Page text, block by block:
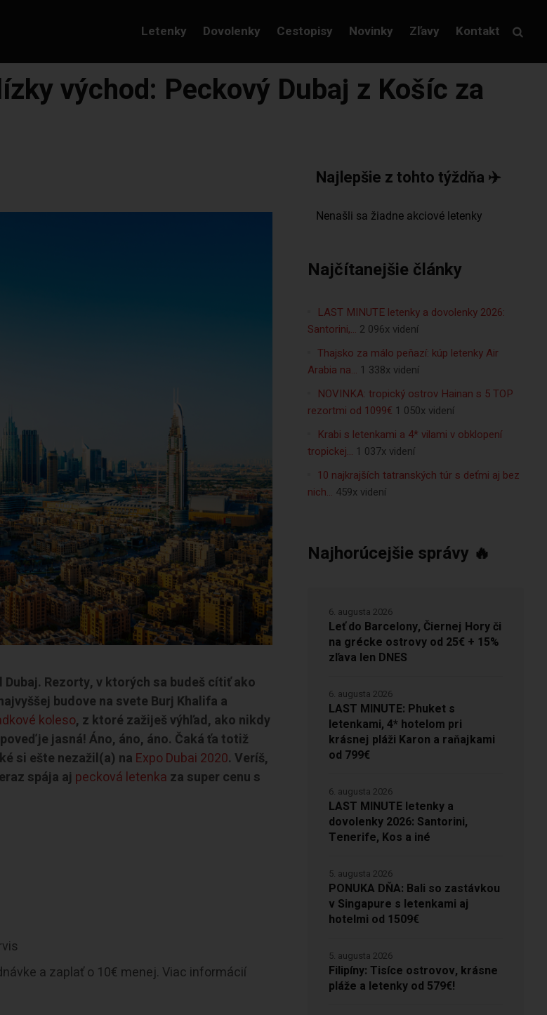
Letenky Dovolenky Cestopisy Novinky Zľavy Kontakt
východ: Peckový Dubaj z Košíc za
Rezorty, v ktorých sa budeš cítiť ako
budove na svete Burj Khalifa a
koleso, z ktoré zažiješ výhľad, ako nikdy
je jasná! Áno, áno, áno. Čaká ťa totiž
si ešte nezažil(a) na Expo Dubai 2020. Veríš,
spája aj pecková letenka za super cenu s
a zaplať o 10€ menej. Viac informácií
Najlepšie z tohto týždňa ✈️
Najčítanejšie články
LAST MINUTE letenky a dovolenky 2026:
Santorini,… 2 096x videní
Thajsko za málo peňazí: kúp letenky Air
Arabia na… 1 338x videní
NOVINKA: tropický ostrov Hainan s 5 TOP
rezortmi od 1099€ 1 050x videní
Krabi s letenkami a 4* vilami v obklopení
tropickej… 1 037x videní
10 najkrajších tatranských túr s deťmi aj bez
nich… 459x videní
Najhorúcejšie správy 🔥
Leť do Barcelony, Čiernej Hory či
na grécke ostrovy od 25€ + 15%
zľava len DNES
6. augusta 2026
LAST MINUTE: Phuket s
letenkami, 4* hotelom pri
krásnej pláži Karon a raňajkami
od 799€
6. augusta 2026
LAST MINUTE letenky a
dovolenky 2026: Santorini,
Tenerife, Kos a iné
6. augusta 2026
PONUKA DŇA: Bali so zastávkou
v Singapure s letenkami aj
hotelmi od 1509€
5. augusta 2026
Filipíny: Tisíce ostrovov, krásne
pláže a letenky od 579€!
5. augusta 2026